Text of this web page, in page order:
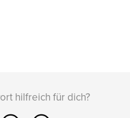
hilfreich für dich?